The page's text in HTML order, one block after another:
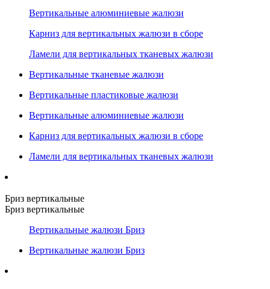
Вертикальные алюминиевые жалюзи
Карниз для вертикальных жалюзи в сборе
Ламели для вертикальных тканевых жалюзи
Вертикальные тканевые жалюзи
Вертикальные пластиковые жалюзи
Вертикальные алюминиевые жалюзи
Карниз для вертикальных жалюзи в сборе
Ламели для вертикальных тканевых жалюзи
Бриз вертикальные
Бриз вертикальные
Вертикальные жалюзи Бриз
Вертикальные жалюзи Бриз